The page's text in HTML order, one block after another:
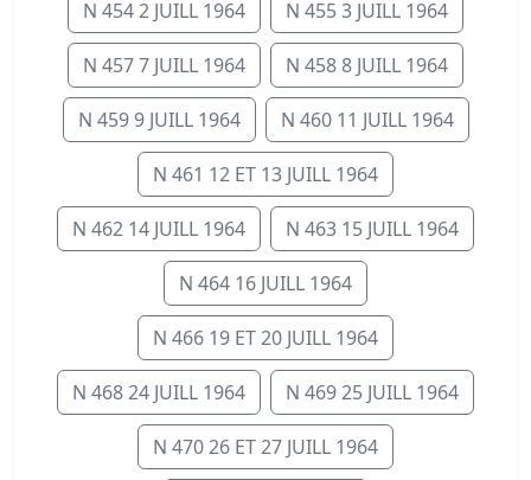
N 454 2 JUILL 1964 N 455 3 JUILL 1964
N 457 7 JUILL 1964 N 458 8 JUILL 1964
N 459 9 JUILL 1964 N 460 11 JUILL 1964
N 461 12 ET 13 JUILL 1964
N 462 14 JUILL 1964 N 463 15 JUILL 1964
N 464 16 JUILL 1964
N 466 19 ET 20 JUILL 1964
N 468 24 JUILL 1964 N 469 25 JUILL 1964
N 470 26 ET 27 JUILL 1964